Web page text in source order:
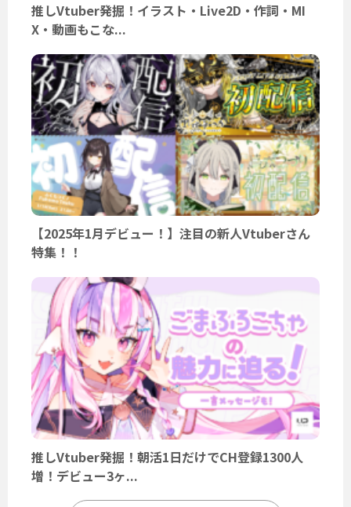
推しVtuber発掘！イラスト・Live2D・作詞・MI
X・動画もこな...
【2025年1月デビュー！】注目の新人Vtuberさん
特集！！
推しVtuber発掘！朝活1日だけでCH登録1300人
増！デビュー3ヶ...